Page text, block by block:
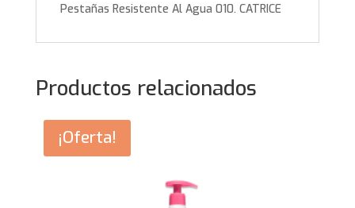
Pestañas Resistente Al Agua 010. CATRICE
Productos relacionados
¡Oferta!